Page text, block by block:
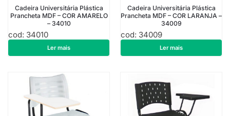
Cadeira Universitária Plástica
Prancheta MDF – COR AMARELO
– 34010
cod: 34010
R$184,22
Ler mais
Cadeira Universitária Plástica
Prancheta MDF – COR LARANJA –
34009
cod: 34009
R$180,10
Ler mais